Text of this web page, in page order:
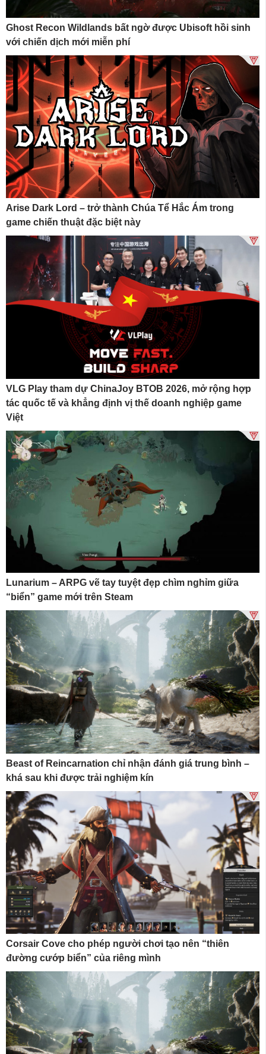
Ghost Recon Wildlands bất ngờ được Ubisoft hồi sinh
với chiến dịch mới miễn phí
Arise Dark Lord – trở thành Chúa Tể Hắc Ám trong
game chiến thuật đặc biệt này
VLG Play tham dự ChinaJoy BTOB 2026, mở rộng hợp
tác quốc tế và khẳng định vị thế doanh nghiệp game
Việt
Lunarium – ARPG vẽ tay tuyệt đẹp chìm nghỉm giữa
“biển” game mới trên Steam
Beast of Reincarnation chỉ nhận đánh giá trung bình –
khá sau khi được trải nghiệm kín
Corsair Cove cho phép người chơi tạo nên “thiên
đường cướp biển” của riêng mình